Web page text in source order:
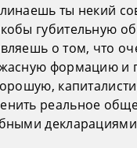
ты некий
губительную
о том, что
формацию и
реальное